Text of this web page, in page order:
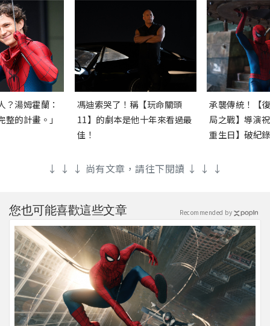
？湯姆霍蘭：
的計畫。」
馮迪索哭了！稱【玩命關頭
11】的劇本是他十年來看過最
佳！
承襲傳統！【
局之戰】導演
重生日】破紀
↓ ↓ ↓ 尚有文章，請往下閱讀 ↓ ↓ ↓
您也可能喜歡這些文章 Recommended by